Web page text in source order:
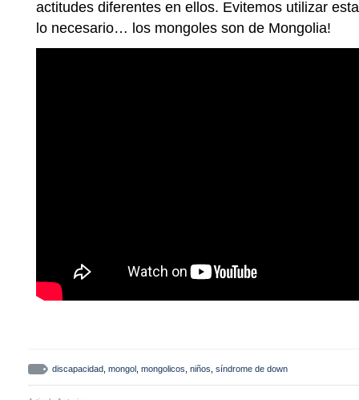
actitudes diferentes en ellos. Evitemos utilizar
lo necesario… los mongoles son de Mongolia!
discapacidad mongol mongolicos niños síndrome de down